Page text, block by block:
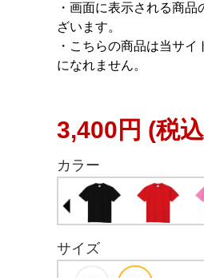
・画面に表示される商
ざいます。
・こちらの商品は当サ
になれません。
3,400円 (税
カラー
サイズ